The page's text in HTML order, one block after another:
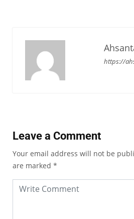
https://
Leave a Comment
Your email address will not be
are marked *